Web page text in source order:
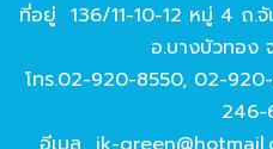
ที่อยู่ 136/11-10-12 หมู่ 4 ถ.
อ.บางบัวทอง
โทร.02-920-8550, 02-
246-